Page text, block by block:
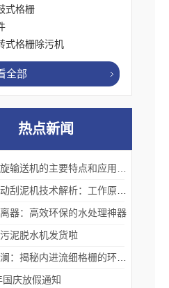
式格栅
式格栅除污机
全部
热点新闻
器：高效环保的水处理神器
泥脱水机发货啦
国庆放假通知